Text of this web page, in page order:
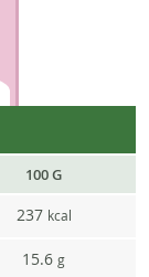
100 G
237 kcal
15.6 g